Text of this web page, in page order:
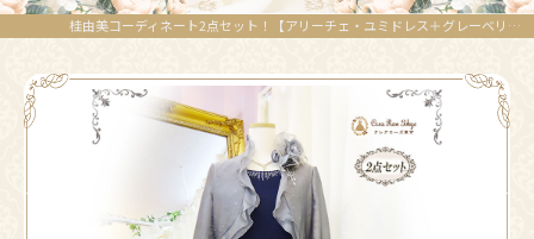
桂由美コーディネート2点セット！【アリーチェ・ユミドレス＋グレーベリカボレロジャケット】母親様・ご親族様ドレス | レンタルドレスのクレアローズ東京、横浜、大宮